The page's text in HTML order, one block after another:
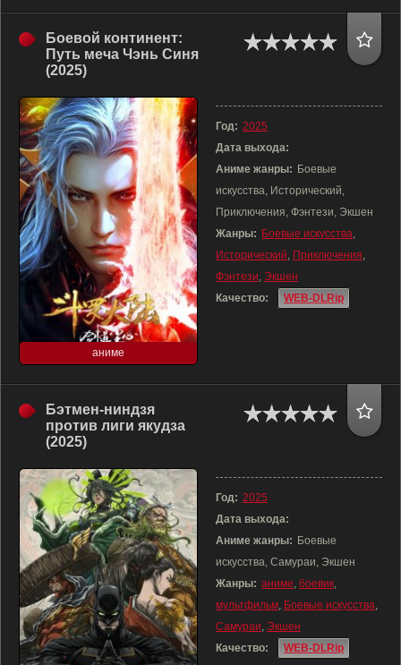
Боевой континент:
Путь меча Чэнь Синя
(2025)
аниме
Год: 2025
Дата выхода:
Аниме жанры: Боевые
искусства, Исторический,
Приключения, Фэнтези, Экшен
Жанры: Боевые искусства,
Исторический, Приключения,
Фэнтези, Экшен
Качество:
WEB-DLRip
Бэтмен-ниндзя
против лиги якудза
(2025)
Год: 2025
Дата выхода:
Аниме жанры: Боевые
искусства, Самураи, Экшен
Жанры: аниме, боевик,
мультфильм, Боевые искусства,
Самураи, Экшен
Качество:
WEB-DLRip